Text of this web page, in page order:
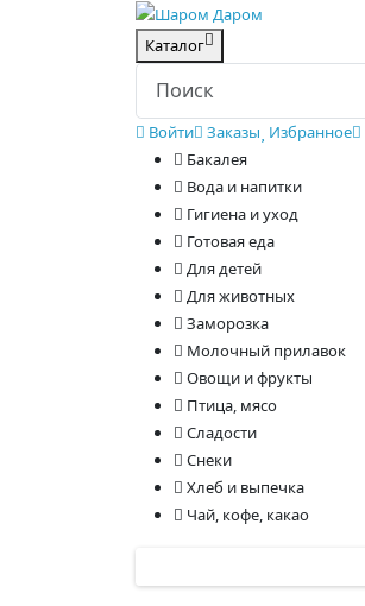
Каталог
Войти Заказы Избранное
Бакалея
Вода и напитки
Гигиена и уход
Готовая еда
Для детей
Для животных
Заморозка
Молочный прилавок
Овощи и фрукты
Птица, мясо
Сладости
Снеки
Хлеб и выпечка
Чай, кофе, какао